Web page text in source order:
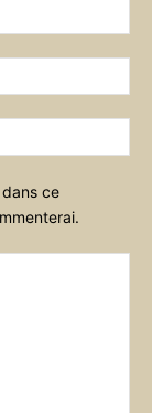
:*
:*
:
ce